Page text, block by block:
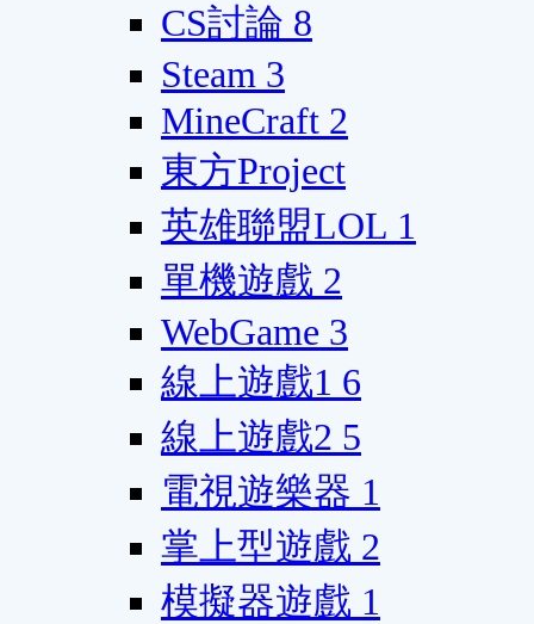
CS討論 8
Steam 3
MineCraft 2
東方Project
英雄聯盟LOL 1
單機遊戲 2
WebGame 3
線上遊戲1 6
線上遊戲2 5
電視遊樂器 1
掌上型遊戲 2
模擬器遊戲 1